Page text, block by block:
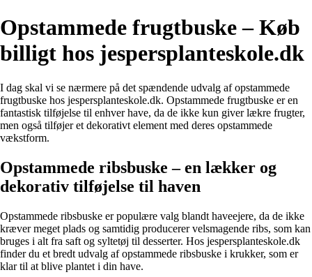
Opstammede frugtbuske – Køb
billigt hos jespersplanteskole.dk
I dag skal vi se nærmere på det spændende udvalg af opstammede
frugtbuske hos jespersplanteskole.dk. Opstammede frugtbuske er en
fantastisk tilføjelse til enhver have, da de ikke kun giver lækre frugter,
men også tilføjer et dekorativt element med deres opstammede
vækstform.
Opstammede ribsbuske – en lækker og
dekorativ tilføjelse til haven
Opstammede ribsbuske er populære valg blandt haveejere, da de ikke
kræver meget plads og samtidig producerer velsmagende ribs, som kan
bruges i alt fra saft og syltetøj til desserter. Hos jespersplanteskole.dk
finder du et bredt udvalg af opstammede ribsbuske i krukker, som er
klar til at blive plantet i din have.